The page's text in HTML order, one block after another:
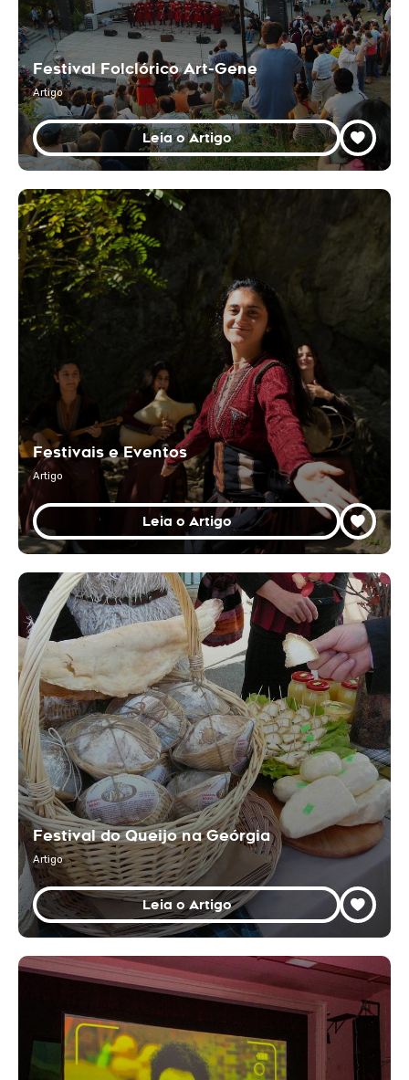
Festival Folclórico Art-Gene
Artigo
Leia o Artigo
Festivais e Eventos
Artigo
Leia o Artigo
Festival do Queijo na Geórgia
Artigo
Leia o Artigo